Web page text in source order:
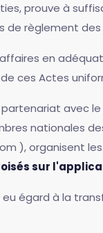
prouve à
de règlement des
en
ces Actes
avec
nationales
), organisent
sur
égard à la